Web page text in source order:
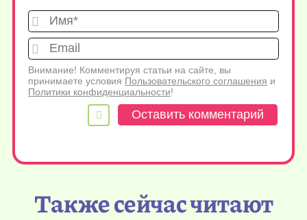
Имя*
Внимание! Комментируя статьи на сайте, вы
принимаете условия Пользовательского соглашения и
Политики конфиденциальности!
Также сейчас читают